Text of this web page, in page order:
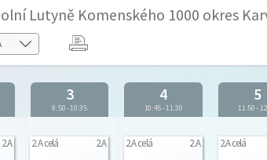
Lutyně Komenského 1000 okres
3
9:50-10:35
4
10:45-11:30
5
11:50-
2.A 2.A celá 2.A 2.A celá 2.A 2.A celá